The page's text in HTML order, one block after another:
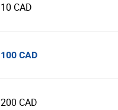
10 CAD
100 CAD
200 CAD